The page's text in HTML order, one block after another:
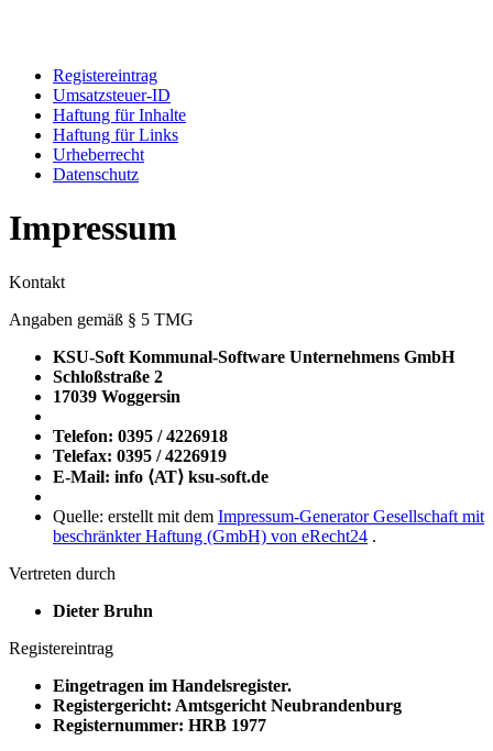
Registereintrag
Umsatzsteuer-ID
Haftung für Inhalte
Haftung für Links
Urheberrecht
Datenschutz
Impressum
Kontakt
Angaben gemäß § 5 TMG
KSU-Soft Kommunal-Software Unternehmens GmbH
Schloßstraße 2
17039 Woggersin
Telefon: 0395 / 4226918
Telefax: 0395 / 4226919
E-Mail: info ⟨ΑΤ⟩ ksu-soft.de
Quelle: erstellt mit dem Impressum-Generator Gesellschaft mit
beschränkter Haftung (GmbH) von eRecht24 .
Vertreten durch
Dieter Bruhn
Registereintrag
Eingetragen im Handelsregister.
Registergericht: Amtsgericht Neubrandenburg
Registernummer: HRB 1977